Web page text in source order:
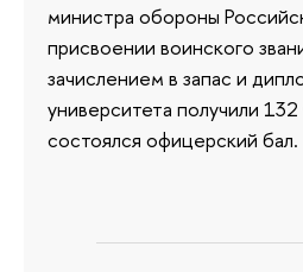
министра обороны
присвоении воинского
зачислением в запас и
университета получили
состоялся офицерский бал.